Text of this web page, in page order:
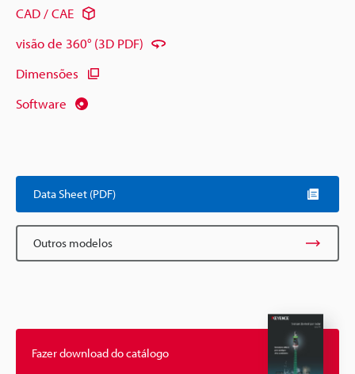
CAD / CAE
visão de 360° (3D PDF)
Dimensões
Software
Data Sheet (PDF)
Outros modelos
Fazer download do catálogo